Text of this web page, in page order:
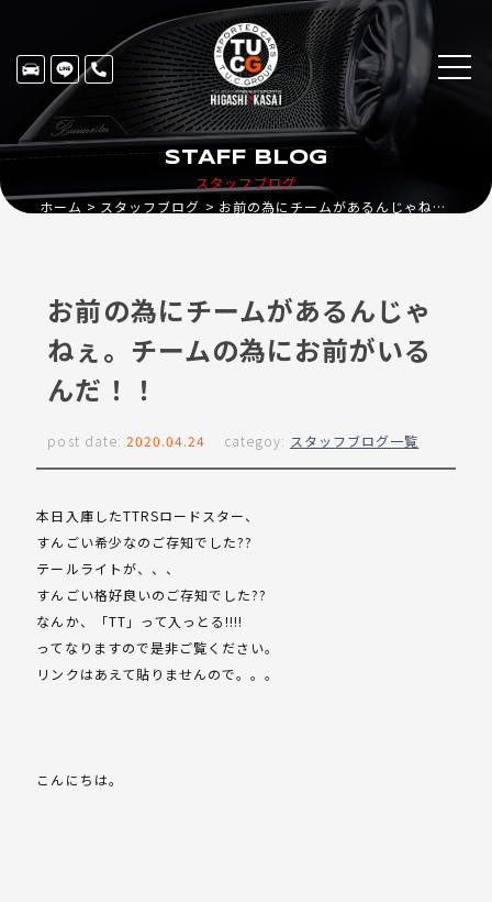
スタッフブログ
STAFF BLOG
ホーム スタッフブログ お前の為にチームがあるんじゃねぇ。チームの為にお前がいるんだ！！
お前の為にチームがあるんじゃ
ねぇ。チームの為にお前がいる
んだ！！
post date: 2020.04.24 categoy: スタッフブログ一覧
本日入庫したTTRSロードスター、
すんごい希少なのご存知でした??
テールライトが、、、
すんごい格好良いのご存知でした??
なんか、「TT」って入っとる!!!!
ってなりますので是非ご覧ください。
リンクはあえて貼りませんので。。。
こんにちは。